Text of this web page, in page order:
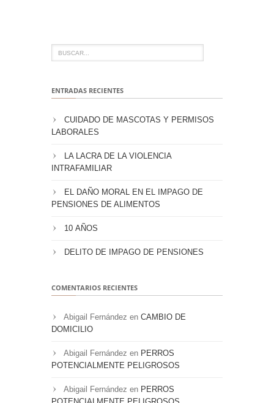
ENTRADAS RECIENTES
CUIDADO DE MASCOTAS Y PERMISOS
LABORALES
LA LACRA DE LA VIOLENCIA
INTRAFAMILIAR
EL DAÑO MORAL EN EL IMPAGO DE
PENSIONES DE ALIMENTOS
10 AÑOS
DELITO DE IMPAGO DE PENSIONES
COMENTARIOS RECIENTES
Abigail Fernández en CAMBIO DE
DOMICILIO
Abigail Fernández en PERROS
POTENCIALMENTE PELIGROSOS
Abigail Fernández en PERROS